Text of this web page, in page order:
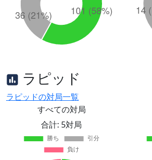
ラピッド
ラピッドの対局一覧
すべての対局
合計: 5対局